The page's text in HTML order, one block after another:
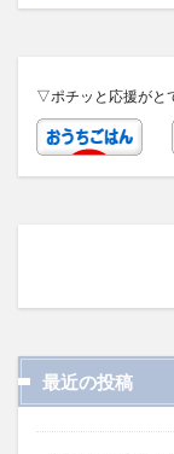
▽ポチッと応援がと
最近の投稿